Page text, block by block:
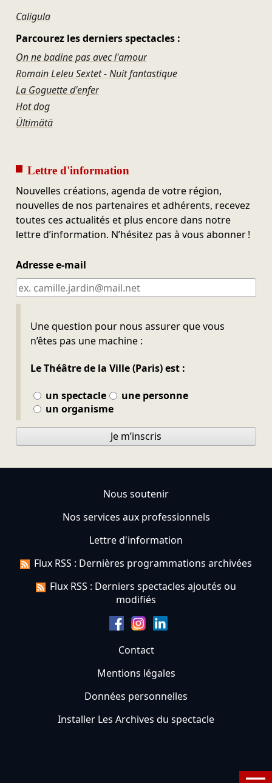
Caligula
Parcourez les derniers spectacles :
On ne badine pas avec l'amour
Romain Leleu Sextet - Nuit fantastique
La Goguette d'enfer
Hot dog
Ültimätä
Lettre d'information
Nouvelles créations, agenda de votre région,
nouvelles de nos partenaires et adhérents, recevez
toutes ces actualités et plus encore dans notre
lettre d’information. N’hésitez pas à vous abonner !
Adresse e-mail
Une question pour nous assurer que vous
n’êtes pas une machine :
Le Théâtre de la Ville (Paris) est :
un spectacle
une personne
un organisme
Ne pas remplir
Je m’inscris
Nous soutenir
Nos services aux professionnels
Lettre d'information
Flux RSS : Dernières programmations archivées
Flux RSS : Derniers spectacles ajoutés ou
modifiés
Contact
Mentions légales
Données personnelles
Installer Les Archives du spectacle